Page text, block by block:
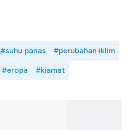
#suhu panas #perubahan iklim
#eropa #kiamat